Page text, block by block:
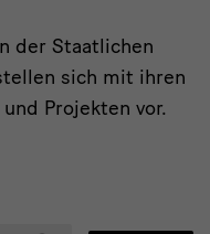
der Staatlichen
sich mit ihren
Projekten vor.